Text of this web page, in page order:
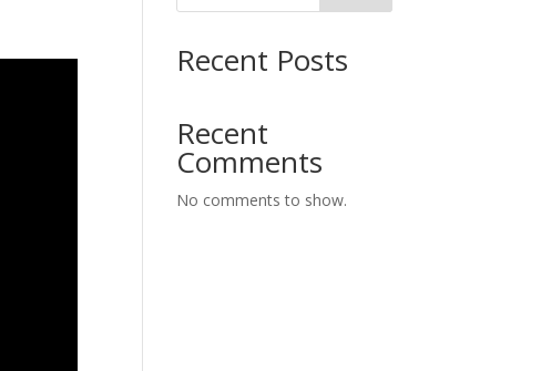
Recent Posts
Recent
Comments
No comments to show.